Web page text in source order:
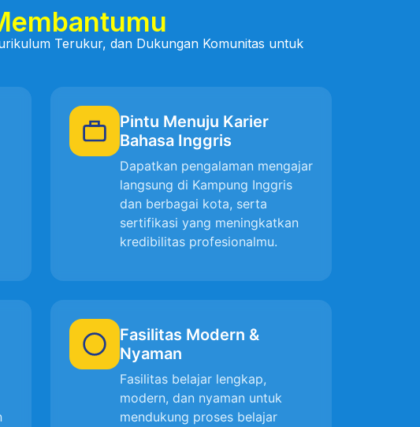
Terukur, dan Dukungan Komunitas untuk
Pintu Menuju Karier
Bahasa Inggris
Dapatkan pengalaman mengajar
langsung di Kampung Inggris
dan berbagai kota, serta
sertifikasi yang meningkatkan
kredibilitas profesionalmu.
Fasilitas Modern &
Nyaman
Fasilitas belajar lengkap,
modern, dan nyaman untuk
mendukung proses belajar